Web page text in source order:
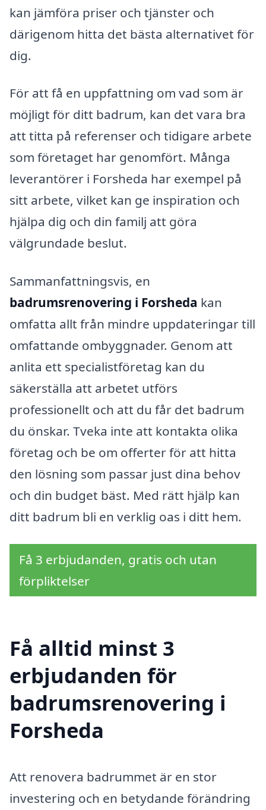
kan jämföra priser och tjänster och
därigenom hitta det bästa alternativet för
dig.
För att få en uppfattning om vad som är
möjligt för ditt badrum, kan det vara bra
att titta på referenser och tidigare arbete
som företaget har genomfört. Många
leverantörer i Forsheda har exempel på
sitt arbete, vilket kan ge inspiration och
hjälpa dig och din familj att göra
välgrundade beslut.
Sammanfattningsvis, en
badrumsrenovering i Forsheda kan
omfatta allt från mindre uppdateringar till
omfattande ombyggnader. Genom att
anlita ett specialistföretag kan du
säkerställa att arbetet utförs
professionellt och att du får det badrum
du önskar. Tveka inte att kontakta olika
företag och be om offerter för att hitta
den lösning som passar just dina behov
och din budget bäst. Med rätt hjälp kan
ditt badrum bli en verklig oas i ditt hem.
Få 3 erbjudanden, gratis och utan
förpliktelser
Få alltid minst 3
erbjudanden för
badrumsrenovering i
Forsheda
Att renovera badrummet är en stor
investering och en betydande förändring